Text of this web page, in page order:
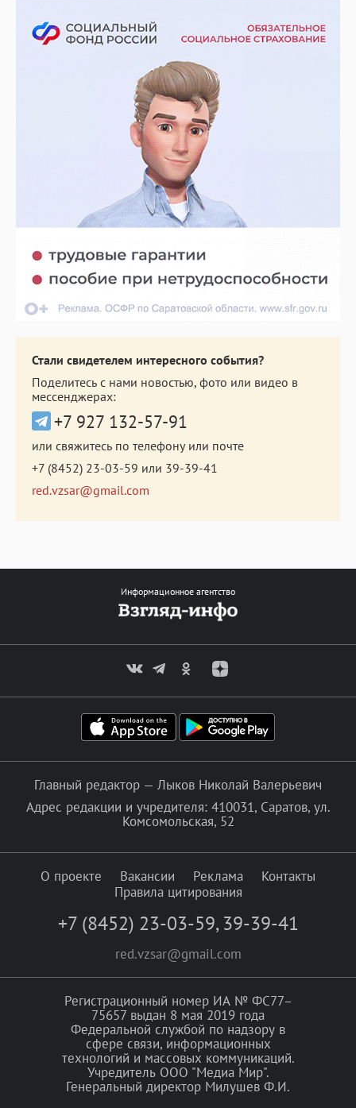
Стали свидетелем интересного события?
Поделитесь с нами новостью, фото или видео в
мессенджерах:
+7 927 132-57-91
или свяжитесь по телефону или почте
+7 (8452) 23-03-59 или 39-39-41
red.vzsar@gmail.com
Информационное агентство
Главный редактор — Лыков Николай Валерьевич
Адрес редакции и учредителя: 410031, Саратов, ул.
Комсомольская, 52
О проекте Вакансии Реклама
Контакты
Правила цитирования
+7 (8452) 23-03-59, 39-39-41
red.vzsar@gmail.com
Регистрационный номер ИА № ФС77–
75657 выдан 8 мая 2019 года
Федеральной службой по надзору в
сфере связи, информационных
технологий и массовых коммуникаций.
Учредитель ООО "Медиа Мир".
Генеральный директор Милушев Ф.И.